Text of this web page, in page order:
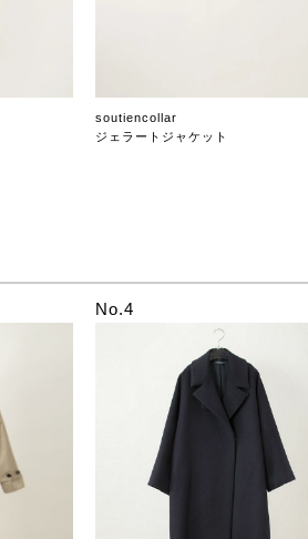
soutiencollar
ジェラートジャケット
No.4